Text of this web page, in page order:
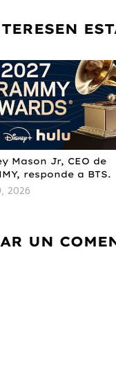
Mason Jr, CEO de
responde a BTS.
2026
UN